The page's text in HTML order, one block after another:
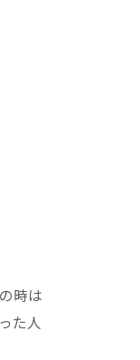
時は
た人